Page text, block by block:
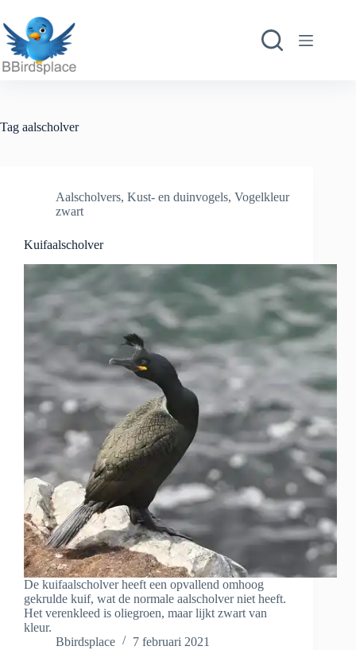
naar
de
inhoud
Tag aalscholver
Aalscholvers, Kust- en duinvogels, Vogelkleur
zwart
Kuifaalscholver
De kuifaalscholver heeft een opvallend omhoog
gekrulde kuif, wat de normale aalscholver niet heeft.
Het verenkleed is oliegroen, maar lijkt zwart van
kleur.
Bbirdsplace
7 februari 2021